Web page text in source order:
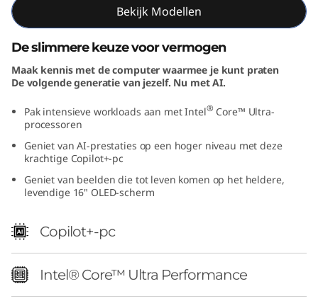
n
e
Bekijk Modellen
De slimmere keuze voor vermogen
Maak kennis met de computer waarmee je kunt praten
De volgende generatie van jezelf. Nu met AI.
Pak intensieve workloads aan met Intel® Core™ Ultra-
processoren
Geniet van AI-prestaties op een hoger niveau met deze
krachtige Copilot+-pc
Geniet van beelden die tot leven komen op het heldere,
levendige 16" OLED-scherm
Copilot+-pc
Intel® Core™ Ultra Performance